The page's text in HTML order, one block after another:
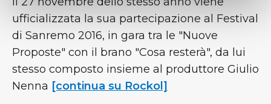
ufficializzata la sua partecipazione al Festival
di Sanremo 2016, in gara tra le "Nuove
Proposte" con il brano "Cosa resterà", da lui
stesso composto insieme al produttore Giulio
Nenna [continua su Rockol]